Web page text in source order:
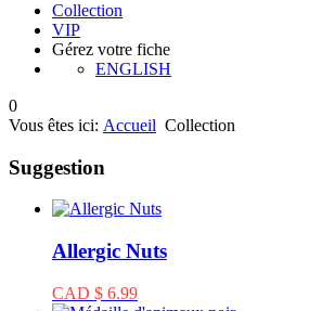
Collection
VIP
Gérez votre fiche
ENGLISH
0
Vous êtes ici: Accueil Collection
Suggestion
Allergic Nuts
CAD $ 6.99